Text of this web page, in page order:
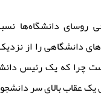
روسای دانشگاه‌ها
دانشگاهی را از
که یک رئیس
عقاب بالای سر